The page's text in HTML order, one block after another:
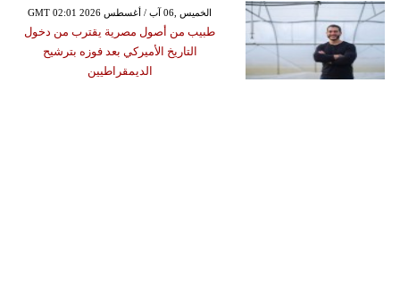
GMT 02:01 2026 الخميس ,06 آب / أغسطس
طبيب من أصول مصرية يقترب من دخول
التاريخ الأميركي بعد فوزه بترشيح
الديمقراطيين